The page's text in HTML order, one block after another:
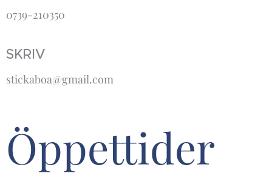
0739-210350
SKRIV
stickaboa@gmail.com
Öppettider